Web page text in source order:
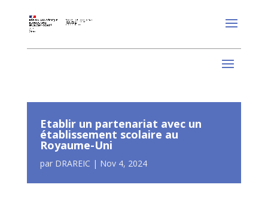
Etablir un partenariat avec un
établissement scolaire au
Royaume-Uni
par DRAREIC | Nov 4, 2024